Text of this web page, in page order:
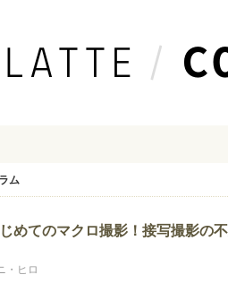
ム
めてのマクロ撮影！接写撮影の
・ヒロ